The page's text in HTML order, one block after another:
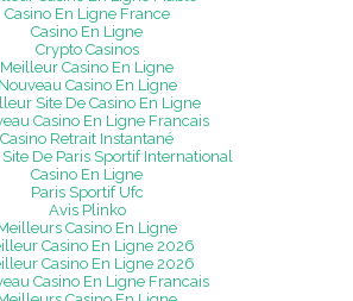
Casino En Ligne France
Casino En Ligne
Crypto Casinos
Meilleur Casino En Ligne
Nouveau Casino En Ligne
Site De Casino En Ligne
Casino En Ligne Francais
Casino Retrait Instantané
De Paris Sportif International
Casino En Ligne
Paris Sportif Ufc
Avis Plinko
Casino En Ligne
Casino En Ligne 2026
Casino En Ligne 2026
Casino En Ligne Francais